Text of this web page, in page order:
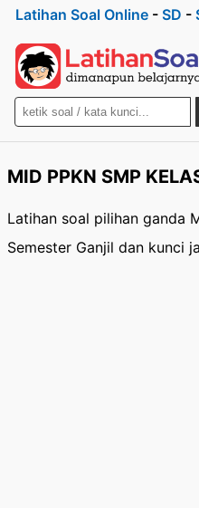
Latihan Soal Online - SD -
MID PPKN SMP
Latihan soal pilihan ganda
Semester Ganjil dan kunci